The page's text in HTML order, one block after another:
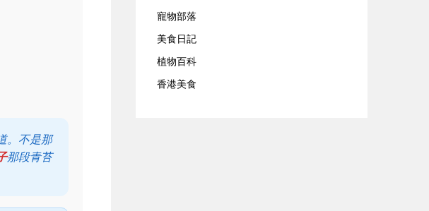
。不是那
那段青苔
寵物部落
美食日記
植物百科
香港美食